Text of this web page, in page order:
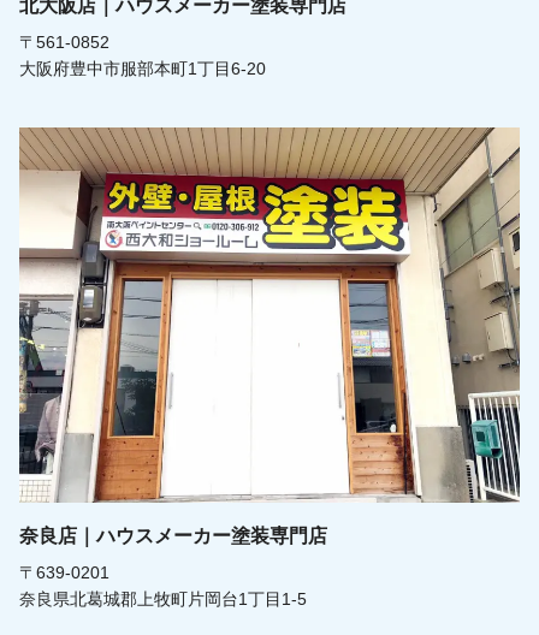
北大阪店｜ハウスメーカー塗装専門店
〒561-0852
大阪府豊中市服部本町1丁目6-20
奈良店｜ハウスメーカー塗装専門店
〒639-0201
奈良県北葛城郡上牧町片岡台1丁目1-5